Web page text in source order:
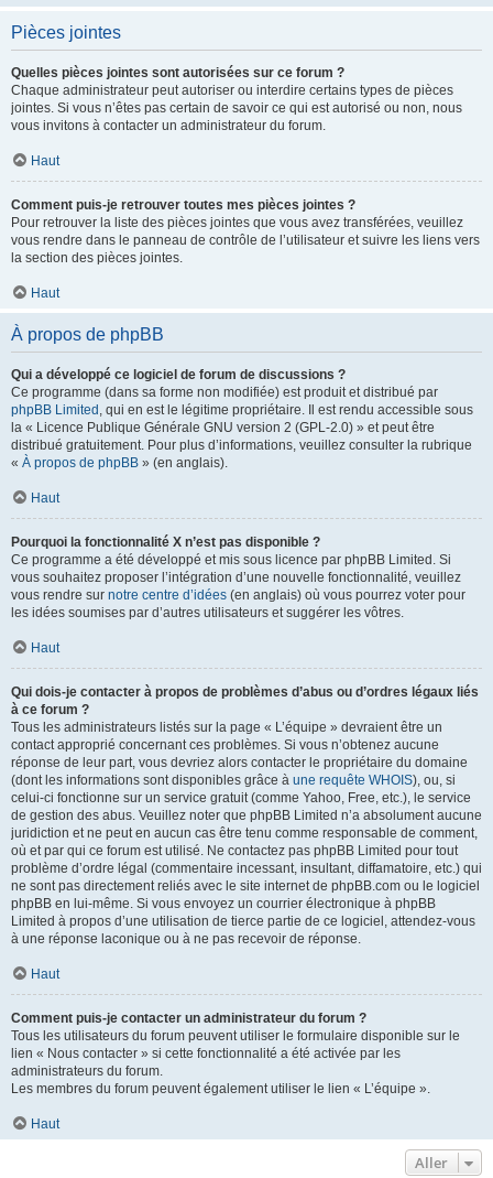
Pièces jointes
Quelles pièces jointes sont autorisées sur ce forum ?
Chaque administrateur peut autoriser ou interdire certains types de pièces
jointes. Si vous n’êtes pas certain de savoir ce qui est autorisé ou non, nous
vous invitons à contacter un administrateur du forum.
Haut
Comment puis-je retrouver toutes mes pièces jointes ?
Pour retrouver la liste des pièces jointes que vous avez transférées, veuillez
vous rendre dans le panneau de contrôle de l’utilisateur et suivre les liens vers
la section des pièces jointes.
Haut
À propos de phpBB
Qui a développé ce logiciel de forum de discussions ?
Ce programme (dans sa forme non modifiée) est produit et distribué par
phpBB Limited , qui en est le légitime propriétaire. Il est rendu accessible sous
la « Licence Publique Générale GNU version 2 (GPL-2.0) » et peut être
distribué gratuitement. Pour plus d’informations, veuillez consulter la rubrique
« À propos de phpBB » (en anglais).
Haut
Pourquoi la fonctionnalité X n’est pas disponible ?
Ce programme a été développé et mis sous licence par phpBB Limited. Si
vous souhaitez proposer l’intégration d’une nouvelle fonctionnalité, veuillez
vous rendre sur notre centre d’idées (en anglais) où vous pourrez voter pour
les idées soumises par d’autres utilisateurs et suggérer les vôtres.
Haut
Qui dois-je contacter à propos de problèmes d’abus ou d’ordres légaux liés
à ce forum ?
Tous les administrateurs listés sur la page « L’équipe » devraient être un
contact approprié concernant ces problèmes. Si vous n’obtenez aucune
réponse de leur part, vous devriez alors contacter le propriétaire du domaine
(dont les informations sont disponibles grâce à une requête WHOIS), ou, si
celui-ci fonctionne sur un service gratuit (comme Yahoo, Free, etc.), le service
de gestion des abus. Veuillez noter que phpBB Limited n’a absolument aucune
juridiction et ne peut en aucun cas être tenu comme responsable de comment,
où et par qui ce forum est utilisé. Ne contactez pas phpBB Limited pour tout
problème d’ordre légal (commentaire incessant, insultant, diffamatoire, etc.) qui
ne sont pas directement reliés avec le site internet de phpBB.com ou le logiciel
phpBB en lui-même. Si vous envoyez un courrier électronique à phpBB
Limited à propos d’une utilisation de tierce partie de ce logiciel, attendez-vous
à une réponse laconique ou à ne pas recevoir de réponse.
Haut
Comment puis-je contacter un administrateur du forum ?
Tous les utilisateurs du forum peuvent utiliser le formulaire disponible sur le
lien « Nous contacter » si cette fonctionnalité a été activée par les
administrateurs du forum.
Les membres du forum peuvent également utiliser le lien « L’équipe ».
Haut
Aller